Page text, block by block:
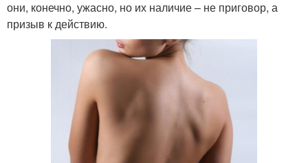
они, конечно, ужасно, но их наличие – не приговор, а
призыв к действию.